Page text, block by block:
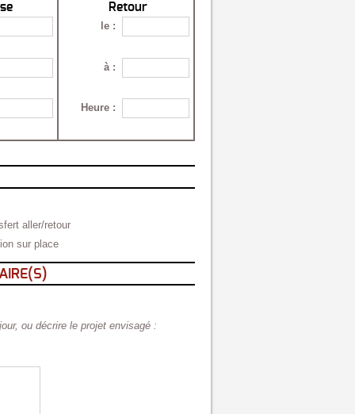
Retour
le :
à :
Heure :
aller/retour
sur place
ou décrire le projet envisagé :